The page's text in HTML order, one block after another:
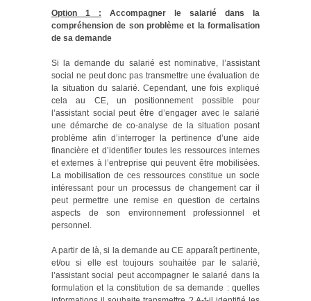
Option 1 : Accompagner le salarié dans la
compréhension de son problème et la formalisation
de sa demande
Si la demande du salarié est nominative, l’assistant
social ne peut donc pas transmettre une évaluation de
la situation du salarié. Cependant, une fois expliqué
cela au CE, un positionnement possible pour
l’assistant social peut être d’engager avec le salarié
une démarche de co-analyse de la situation posant
problème afin d’interroger la pertinence d’une aide
financière et d’identifier toutes les ressources internes
et externes à l’entreprise qui peuvent être mobilisées.
La mobilisation de ces ressources constitue un socle
intéressant pour un processus de changement car il
peut permettre une remise en question de certains
aspects de son environnement professionnel et
personnel.
A partir de là, si la demande au CE apparaît pertinente,
et/ou si elle est toujours souhaitée par le salarié,
l’assistant social peut accompagner le salarié dans la
formulation et la constitution de sa demande : quelles